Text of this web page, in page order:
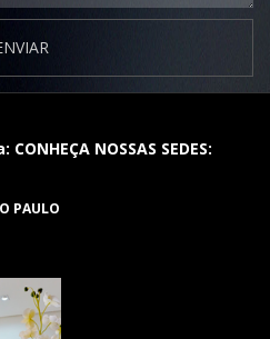
NOSSAS SEDES:
PAULO